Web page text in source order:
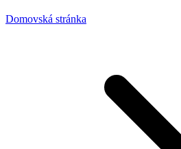
Domovská stránka